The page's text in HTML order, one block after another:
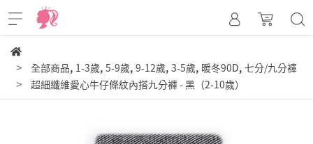
全部商品, 1-3歲, 5-9歲, 9-12歲, 3-5歲, 暖冬90D, 七分/九分褲
超細纖維愛心牛仔條紋內搭九分褲 - 黑（2-10歲）